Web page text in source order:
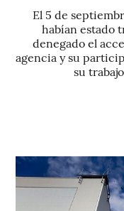
El 5 de
habían estado
denegado el
agencia y su
su